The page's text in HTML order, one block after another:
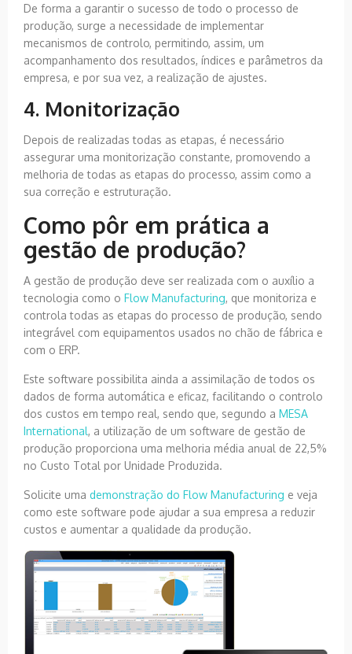
De forma a garantir o sucesso de todo o processo de
produção, surge a necessidade de implementar
mecanismos de controlo, permitindo, assim, um
acompanhamento dos resultados, índices e parâmetros da
empresa, e por sua vez, a realização de ajustes.
4. Monitorização
Depois de realizadas todas as etapas, é necessário
assegurar uma monitorização constante, promovendo a
melhoria de todas as etapas do processo, assim como a
sua correção e estruturação.
Como pôr em prática a
gestão de produção?
A gestão de produção deve ser realizada com o auxílio a
tecnologia como o Flow Manufacturing, que monitoriza e
controla todas as etapas do processo de produção, sendo
integrável com equipamentos usados no chão de fábrica e
com o ERP.
Este software possibilita ainda a assimilação de todos os
dados de forma automática e eficaz, facilitando o controlo
dos custos em tempo real, sendo que, segundo a MESA
International, a utilização de um software de gestão de
produção proporciona uma melhoria média anual de 22,5%
no Custo Total por Unidade Produzida.
Solicite uma demonstração do Flow Manufacturing e veja
como este software pode ajudar a sua empresa a reduzir
custos e aumentar a qualidade da produção.